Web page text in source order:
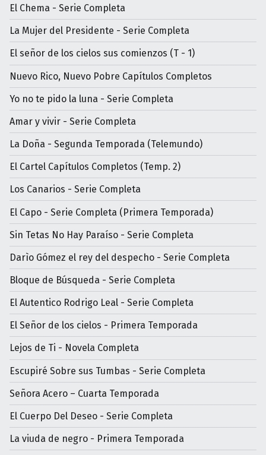
El Chema - Serie Completa
La Mujer del Presidente - Serie Completa
El señor de los cielos sus comienzos (T - 1)
Nuevo Rico, Nuevo Pobre Capítulos Completos
Yo no te pido la luna - Serie Completa
Amar y vivir - Serie Completa
La Doña - Segunda Temporada (Telemundo)
El Cartel Capítulos Completos (Temp. 2)
Los Canarios - Serie Completa
El Capo - Serie Completa (Primera Temporada)
Sin Tetas No Hay Paraíso - Serie Completa
Darìo Gómez el rey del despecho - Serie Completa
Bloque de Búsqueda - Serie Completa
El Autentico Rodrigo Leal - Serie Completa
El Señor de los cielos - Primera Temporada
Lejos de Ti - Novela Completa
Escupiré Sobre sus Tumbas - Serie Completa
Señora Acero – Cuarta Temporada
El Cuerpo Del Deseo - Serie Completa
La viuda de negro - Primera Temporada